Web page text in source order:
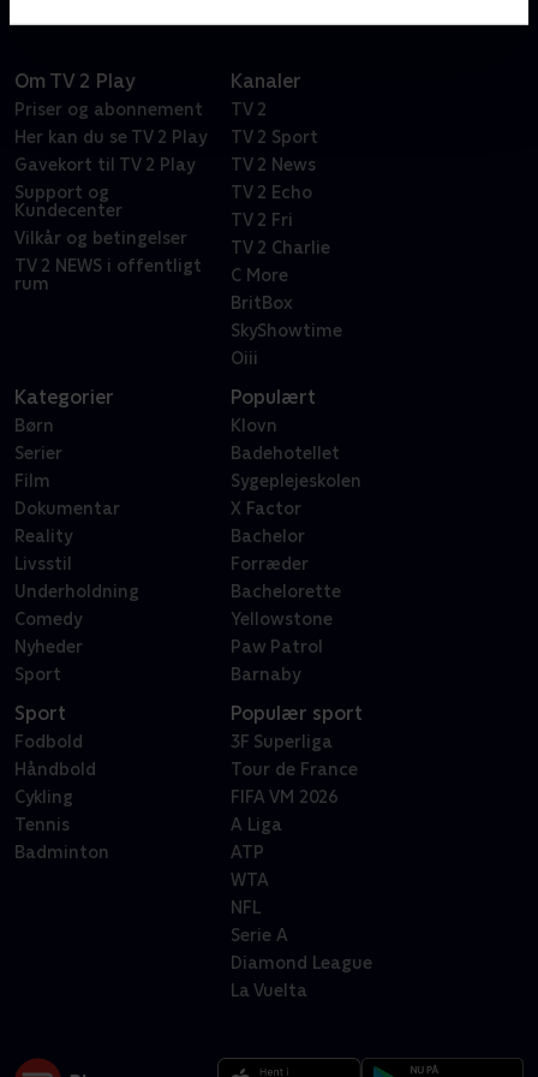
Om TV 2 Play
Priser og abonnement
Her kan du se TV 2 Play
Gavekort til TV 2 Play
Support og
Kundecenter
Vilkår og betingelser
TV 2 NEWS i offentligt
rum
Kanaler
TV 2
TV 2 Sport
TV 2 News
TV 2 Echo
TV 2 Fri
TV 2 Charlie
C More
BritBox
SkyShowtime
Oiii
Kategorier
Børn
Serier
Film
Dokumentar
Reality
Livsstil
Underholdning
Comedy
Nyheder
Sport
Populært
Klovn
Badehotellet
Sygeplejeskolen
X Factor
Bachelor
Forræder
Bachelorette
Yellowstone
Paw Patrol
Barnaby
Sport
Fodbold
Håndbold
Cykling
Tennis
Badminton
Populær sport
3F Superliga
Tour de France
FIFA VM 2026
A Liga
ATP
WTA
NFL
Serie A
Diamond League
La Vuelta